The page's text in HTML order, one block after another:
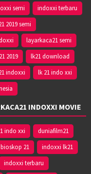
semi
indoxxi terbaru
2019 semi
layarkaca21 semi
2019
lk21 download
indoxxi
lk 21 indo xxi
INDOXXI MOVIE
indo xxi
duniafilm21
bioskop 21
indoxxi lk21
indoxxi terbaru